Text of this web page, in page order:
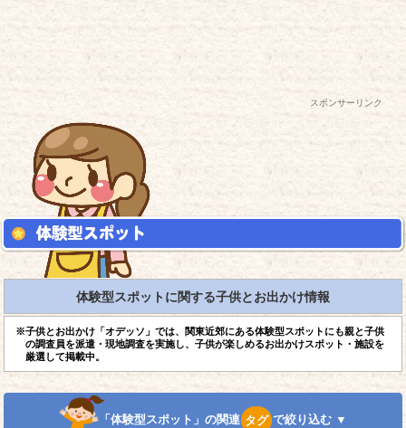
スポンサーリンク
体験型スポットに関する子供とお出かけ情報
※子供とお出かけ「オデッソ」では、関東近郊にある体験型スポットにも親と子供
の調査員を派遣・現地調査を実施し、子供が楽しめるお出かけスポット・施設を
厳選して掲載中。
「体験型スポット」の関連 タグ で絞り込む ▼